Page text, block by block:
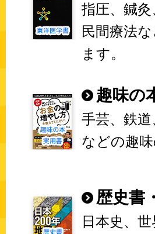
指圧、鍼
民間療法
ます。
趣味の
手芸、鉄
などの趣
歴史書
日本史、